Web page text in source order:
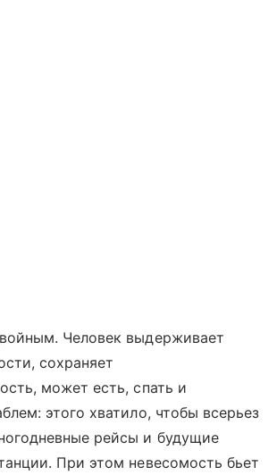
Человек выдерживает
сохраняет
может есть, спать и
этого хватило, чтобы всерьез
рейсы и будущие
При этом невесомость бьет